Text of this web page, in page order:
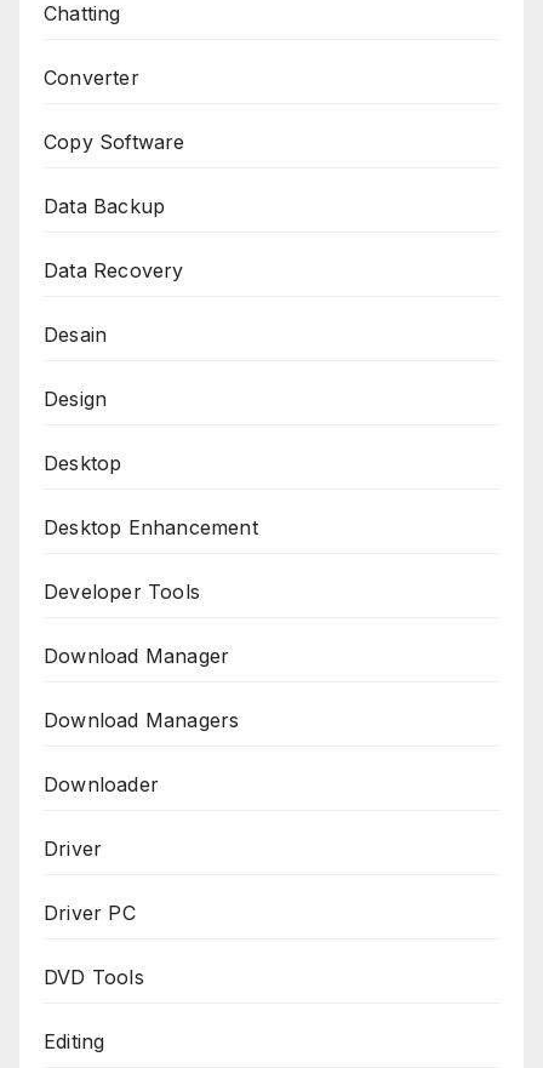
Chatting
Converter
Copy Software
Data Backup
Data Recovery
Desain
Design
Desktop
Desktop Enhancement
Developer Tools
Download Manager
Download Managers
Downloader
Driver
Driver PC
DVD Tools
Editing